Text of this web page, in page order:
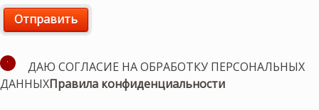
ДАЮ СОГЛАСИЕ НА ОБРАБОТКУ ПЕРСОНАЛЬНЫХ
ДАННЫХПравила конфиденциальности